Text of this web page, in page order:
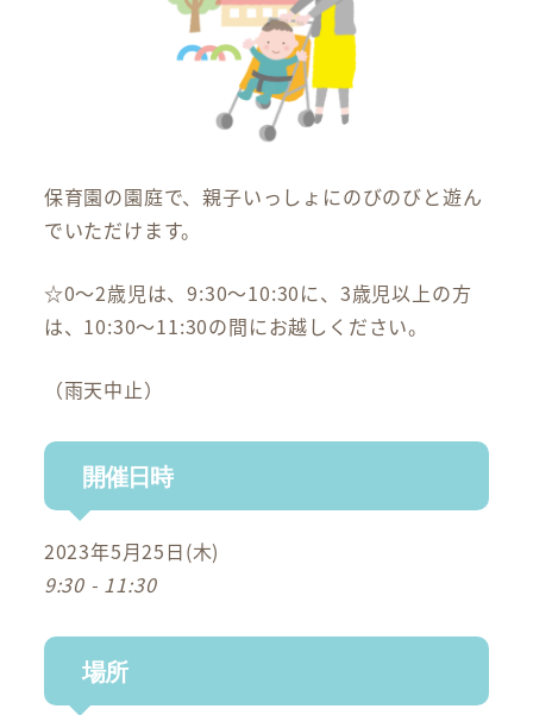
保育園の園庭で、親子いっしょにのびのびと遊ん
でいただけます。
☆0～2歳児は、9:30～10:30に、3歳児以上の方
は、10:30～11:30の間にお越しください。
（雨天中止）
開催日時
2023年5月25日(木)
9:30 - 11:30
場所